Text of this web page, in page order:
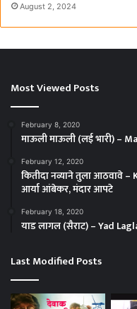
August 2, 2024
Most Viewed Posts
February 8, 2020
माऊली माऊली (लई भारी) –
February 12, 2020
कितीदा नव्याने तुला आठवावे
आर्या आंबेकर, मंदार आपटे
February 18, 2020
याड लागल (सैराट) – Yad
Last Modified Posts